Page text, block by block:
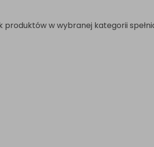
produktów w wybranej kategorii